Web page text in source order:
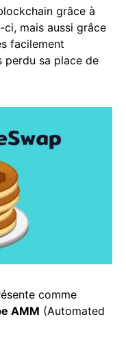
grâce à
mais aussi grâce
facilement
perdu sa place de
comme
AMM (Automated